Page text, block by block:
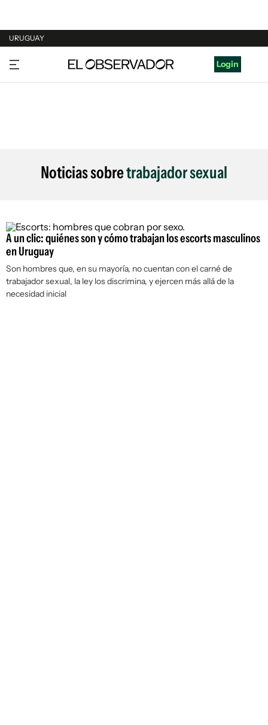
URUGUAY
URUGUAY
ARGENTINA
Login
Noticias sobretrabajador sexual
A un clic: quiénes son y cómo trabajan los escorts masculinos
en Uruguay
Son hombres que, en su mayoría, no cuentan con el carné de
trabajador sexual, la ley los discrimina, y ejercen más allá de la
necesidad inicial